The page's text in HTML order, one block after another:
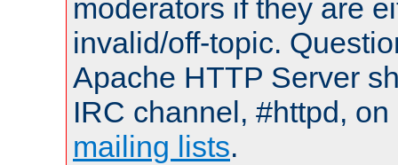
moderators if they are
invalid/off-topic.
Apache HTTP Server
IRC channel, #httpd,
mailing lists.